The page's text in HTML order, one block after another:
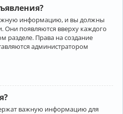
информацию, и вы должны
Они появляются вверху каждого
разделе. Права на создание
администратором
важную информацию для